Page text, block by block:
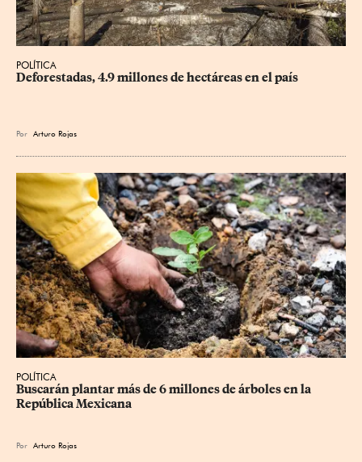
POLÍTICA
Deforestadas, 4.9 millones de hectáreas en el país
Por Arturo Rojas
POLÍTICA
Buscarán plantar más de 6 millones de árboles en la
República Mexicana
Por Arturo Rojas